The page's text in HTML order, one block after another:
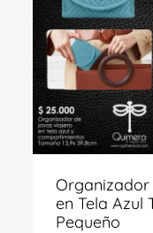
en Tela Azul
Pequeño